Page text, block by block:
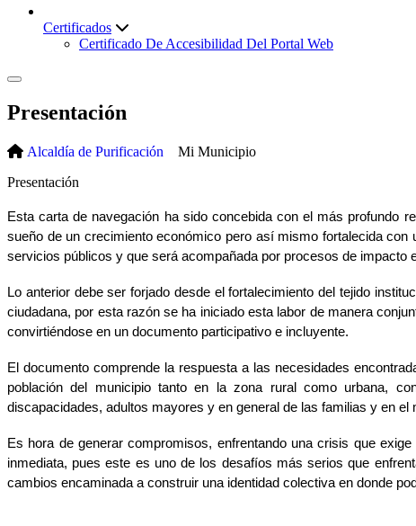
Certificados
Certificado De Accesibilidad Del Portal Web
Presentación
Alcaldía de Purificación
Mi Municipio
​​Presentación
Esta carta de navegación ha sido concebida con el más profundo
sueño de un crecimiento económico pero así mismo fortalecida
servicios públicos y que será acompañada por procesos de impacto
Lo anterior debe ser forjado desde el fortalecimiento del tejido
ciudadana, por esta razón se ha iniciado esta labor de manera
convirtiéndose en un documento participativo e incluyente.
El documento comprende la respuesta a las necesidades
población del municipio tanto en la zona rural como urbana,
discapacidades, adultos mayores y en general de las familias y en el
Es hora de generar compromisos, enfrentando una crisis que
inmediata, pues este es uno de los desafíos más serios que
cambios encaminada a construir una identidad colectiva en donde